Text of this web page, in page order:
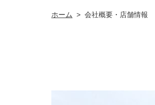
ホーム > 会社概要・店舗情報